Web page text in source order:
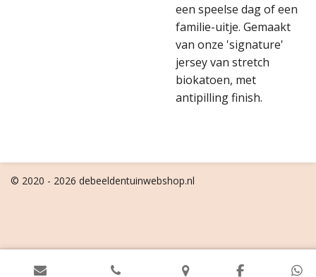
een speelse dag of een
familie-uitje. Gemaakt
van onze 'signature'
jersey van stretch
biokatoen, met
antipilling finish.
© 2020 - 2026 debeeldentuinwebshop.nl